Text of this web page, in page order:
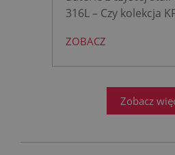
316L – Czy kolekcja
łazience?
projektowanie
ZOBACZ
Zobacz